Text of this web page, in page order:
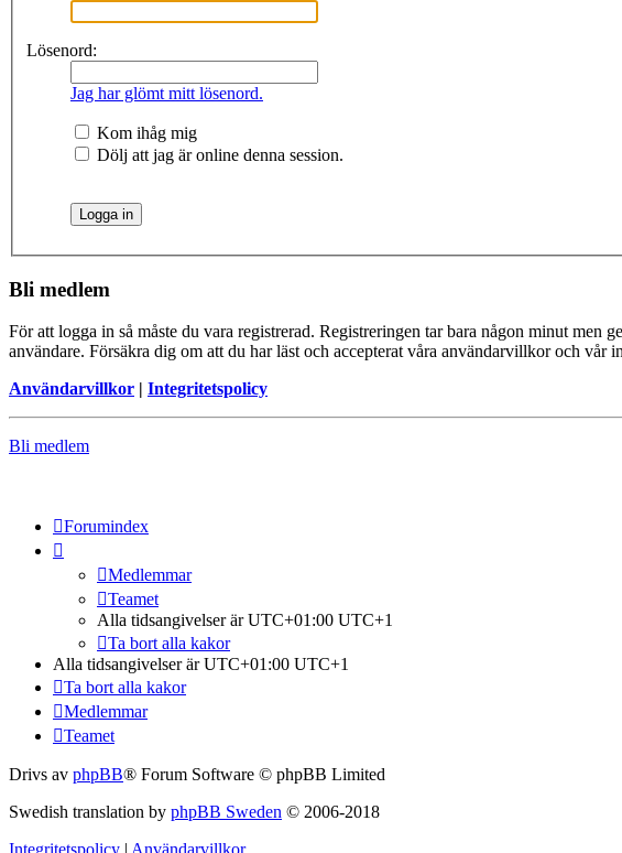
Lösenord:
Jag har glömt mitt lösenord.
Kom ihåg mig
Dölj att jag är online denna session.
Bli medlem
För att logga in så måste du vara registrerad. Registreringen tar bara någon minut
användare. Försäkra dig om att du har läst och accepterat våra användarvillkor och
Användarvillkor | Integritetspolicy
Bli medlem
Forumindex
Medlemmar
Teamet
Alla tidsangivelser är UTC+01:00 UTC+1
Ta bort alla kakor
Alla tidsangivelser är UTC+01:00 UTC+1
Ta bort alla kakor
Medlemmar
Teamet
Drivs av phpBB® Forum Software © phpBB Limited
Swedish translation by phpBB Sweden © 2006-2018